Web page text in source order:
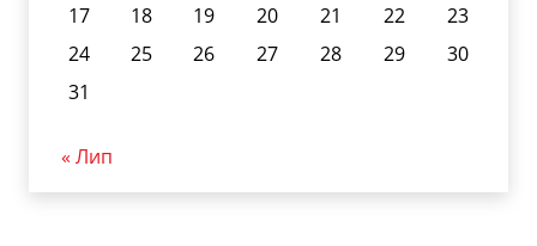
17
18 19 20 21 22
23
24
25 26 27 28 29
30
31
« Лип